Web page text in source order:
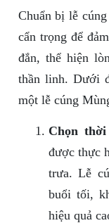
Chuẩn bị lễ
cẩn trọng để
đắn, thể hiện
thần linh. Dưới
một lễ cúng
Chọn
được thực
trưa. Lễ
buổi tối,
hiệu quả